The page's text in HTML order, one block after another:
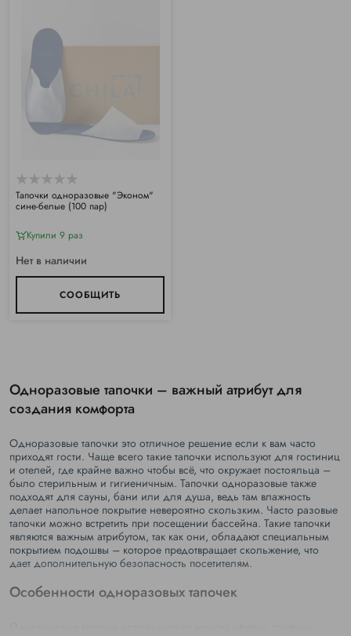
Тапочки одноразовые "Эконом"
сине-белые (100 пар)
Купили 9 раз
Нет в наличии
СООБЩИТЬ
Одноразовые тапочки – важный атрибут для
создания комфорта
Одноразовые тапочки это отличное решение если к вам часто
приходят гости. Чаще всего такие тапочки используют для гостиниц
и отелей, где крайне важно чтобы всё, что окружает постояльца –
было стерильным и гигиеничным. Тапочки одноразовые также
подходят для сауны, бани или для душа, ведь там влажность
делает напольное покрытие невероятно скользким. Часто разовые
тапочки можно встретить при посещении бассейна. Такие тапочки
являются важным атрибутом, так как они, обладают специальным
покрытием подошвы – которое предотвращает скольжение, что
дает дополнительную безопасность посетителям.
Особенности одноразовых тапочек